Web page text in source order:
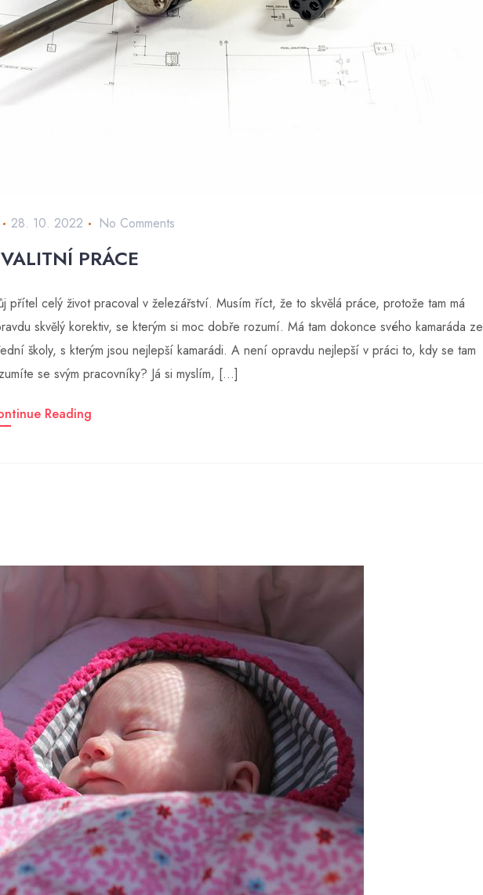
28. 10. 2022 No Comments
PRÁCE
přítel celý život pracoval v železářství. Musím říct, že to skvělá práce, protože tam má
skvělý korektiv, se kterým si moc dobře rozumí. Má tam dokonce svého kamaráda ze
školy, s kterým jsou nejlepší kamarádi. A není opravdu nejlepší v práci to, kdy se tam
se svým pracovníky? Já si myslím, […]
Reading